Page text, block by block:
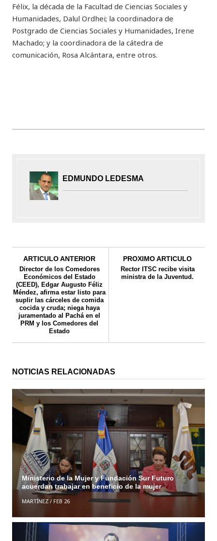
Félix, la década de la Facultad de Ciencias Sociales y
Humanidades, Dalul Ordhei; la coordinadora de
Postgrado de Ciencias Sociales y Humanidades, Irene
Machado; y la coordinadora de la cátedra de
comunicación, Rosa Alcántara, entre otros.
EDMUNDO LEDESMA
ARTICULO ANTERIOR
Director de los Comedores
Económicos del Estado
(CEED), Edgar Augusto Féliz
Méndez, afirma estar listo para
suplir las cárceles de comida
cocida y cruda; niega haya
juramentado al Pachá en el
PRM y los Comedores del
Estado
PROXIMO ARTICULO
Rector ITSC recibe visita
ministra de la Juventud.
NOTICIAS RELACIONADAS
Ministerio de la Mujer y Fundación Sur Futuro
acuerdan trabajar en beneficio de la mujer
MARTÍNEZ/ FEB 26